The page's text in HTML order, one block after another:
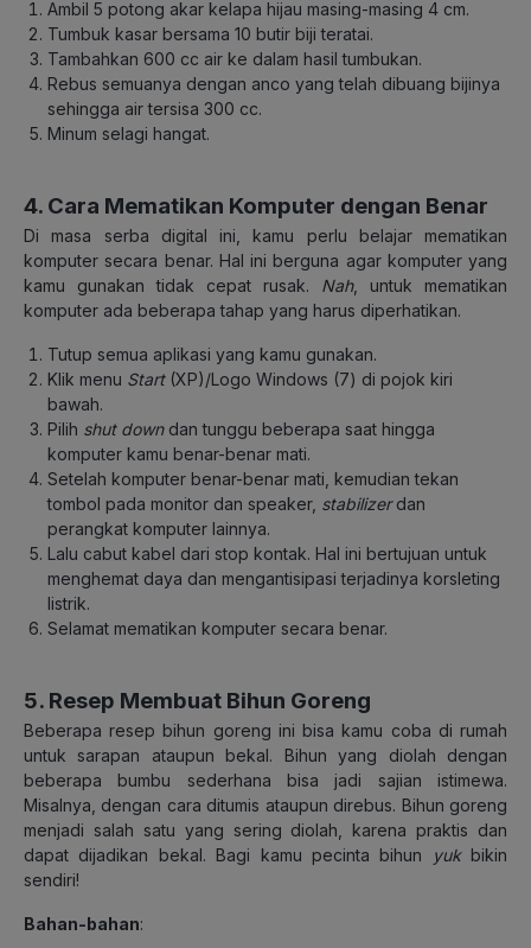
Ambil 5 potong akar kelapa hijau masing-masing 4 cm.
Tumbuk kasar bersama 10 butir biji teratai.
Tambahkan 600 cc air ke dalam hasil tumbukan.
Rebus semuanya dengan anco yang telah dibuang bijinya
sehingga air tersisa 300 cc.
Minum selagi hangat.
4. Cara Mematikan Komputer dengan Benar
Di masa serba digital ini, kamu perlu belajar mematikan
komputer secara benar. Hal ini berguna agar komputer yang
kamu gunakan tidak cepat rusak. Nah, untuk mematikan
komputer ada beberapa tahap yang harus diperhatikan.
Tutup semua aplikasi yang kamu gunakan.
Klik menu Start (XP)/Logo Windows (7) di pojok kiri
bawah.
Pilih shut downdan tunggu beberapa saat hingga
komputer kamu benar-benar mati.
Setelah komputer benar-benar mati, kemudian tekan
tombol pada monitor dan speaker, stabilizerdan
perangkat komputer lainnya.
Lalu cabut kabel dari stop kontak. Hal ini bertujuan untuk
menghemat daya dan mengantisipasi terjadinya korsleting
listrik.
Selamat mematikan komputer secara benar.
5. Resep Membuat Bihun Goreng
Beberapa resep bihun goreng ini bisa kamu coba di rumah
untuk sarapan ataupun bekal. Bihun yang diolah dengan
beberapa bumbu sederhana bisa jadi sajian istimewa.
Misalnya, dengan cara ditumis ataupun direbus. Bihun goreng
menjadi salah satu yang sering diolah, karena praktis dan
dapat dijadikan bekal. Bagi kamu pecinta bihun
yuk bikin
sendiri!
Bahan-bahan: